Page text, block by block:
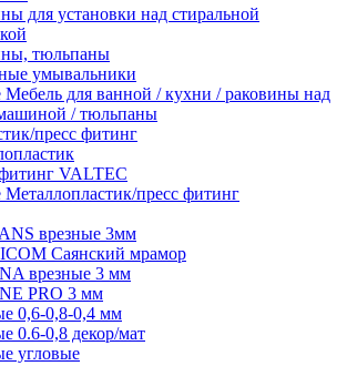
для установки над стиральной
тюльпаны
умывальники
Мебель для ванной / кухни / раковины над
/ тюльпаны
пресс фитинг
VALTEС
Металлопластик/пресс фитинг
врезные 3мм
Саянский мрамор
врезные 3 мм
PRO 3 мм
0,6-0,8-0,4 мм
0.6-0,8 декор/мат
угловые